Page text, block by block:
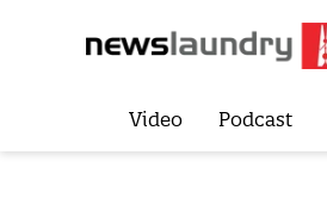
Video Podcast